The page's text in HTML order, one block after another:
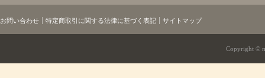
お問い合わせ 特定商取引に関する法律に基づく表記 サイトマップ
Copyright ©